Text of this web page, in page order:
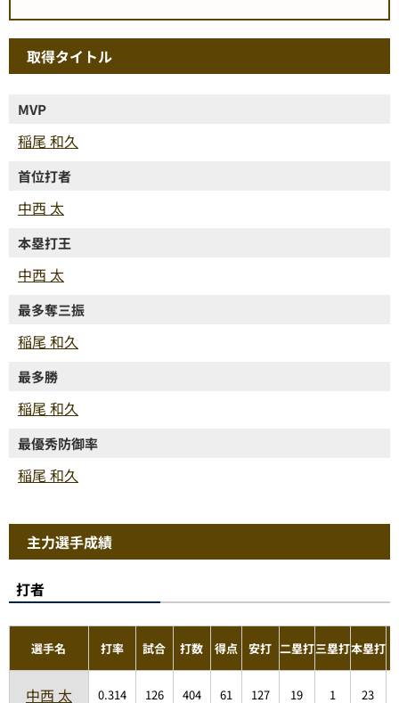
取得タイトル
MVP
稲尾 和久
首位打者
中西 太
本塁打王
中西 太
最多奪三振
稲尾 和久
最多勝
稲尾 和久
最優秀防御率
稲尾 和久
主力選手成績
打者
選手名 打率 試合 打数 得点 安打 二塁打三塁打本塁打
中西 太 0.314 126 404 61 127 19 1 23